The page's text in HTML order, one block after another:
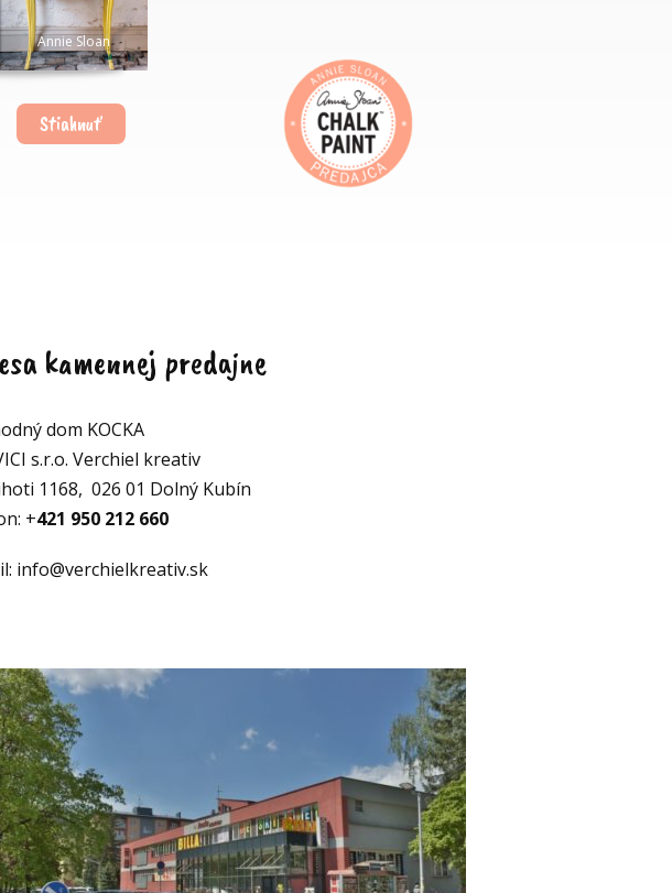
Annie Sloan
Stiahnuť
kamennej predajne
dom KOCKA
s.r.o. Verchiel kreativ
1168, 026 01 Dolný Kubín
+421 950 212 660
info@verchielkreativ.sk